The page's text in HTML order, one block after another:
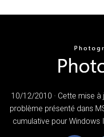
10/12/2010 · Cette mise
problème présenté dans
cumulative pour Windows